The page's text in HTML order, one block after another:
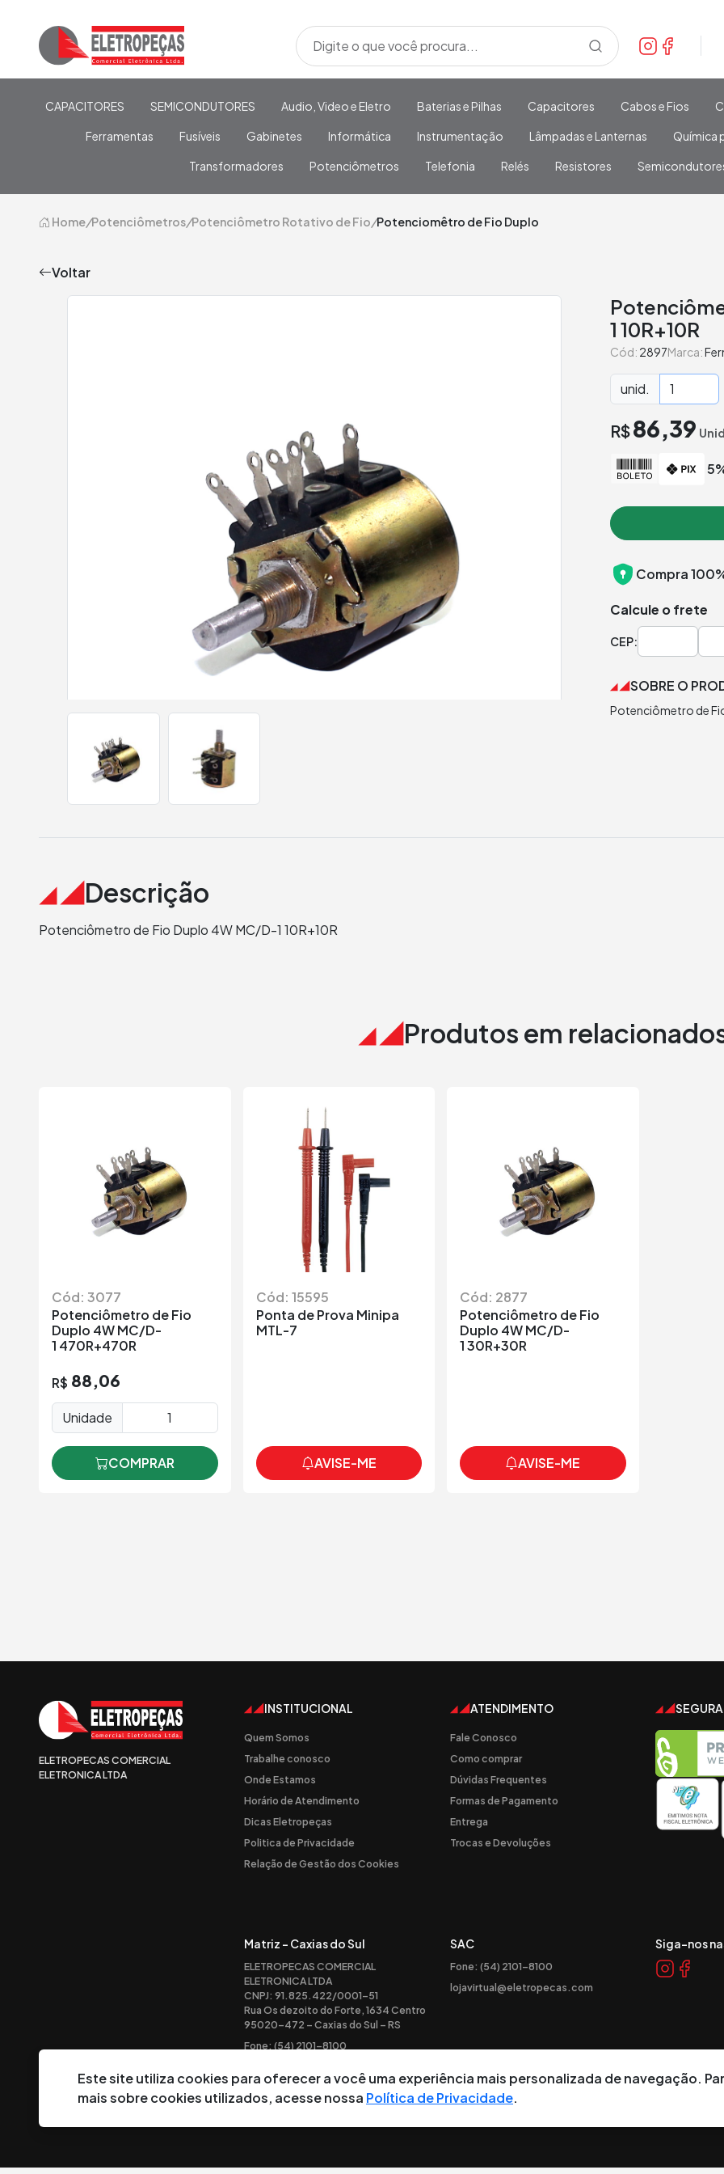
CAPACITORES SEMICONDUTORES Audio, Video e Eletro Baterias e Pilhas Capacitores Cabos e Fios
Ferramentas Fusíveis Gabinetes Informática Instrumentação Lâmpadas e Lanternas Química
Transformadores Potenciômetros Telefonia Relés Resistores
Home/Potenciômetros/Potenciômetro Rotativo de Fio/Potenciomêtro de Fio Duplo
Voltar
1 10R+10R
Cód: 2897Marca:
unid.
R$86,39
Compra
Calcule o frete
CEP:
SOBRE O
Potenciômetro de
Descrição
Potenciômetro de Fio Duplo 4W MC/D-1 10R+10R
Produtos em
Cód: 3077
Potenciômetro de Fio
Duplo 4W MC/D-
1 470R+470R
R$ 88,06
Unidade
COMPRAR
Cód: 15595
Ponta de Prova Minipa
MTL-7
AVISE-ME
Cód: 2877
Potenciômetro de Fio
Duplo 4W MC/D-
1 30R+30R
AVISE-ME
ELETROPECAS COMERCIAL
ELETRONICA LTDA
INSTITUCIONAL
Quem Somos
Trabalhe conosco
Onde Estamos
Horário de Atendimento
Dicas Eletropeças
Politica de Privacidade
Relação de Gestão dos Cookies
ATENDIMENTO
Fale Conosco
Como comprar
Dúvidas Frequentes
Formas de Pagamento
Entrega
Trocas e Devoluções
Matriz - Caxias do Sul
ELETROPECAS COMERCIAL
ELETRONICA LTDA
CNPJ: 91.825.422/0001-51
Rua Os dezoito do Forte, 1634 Centro
95020-472 – Caxias do Sul – RS
Fone: (54) 2101-8100
SAC
Fone: (54) 2101-8100
lojavirtual@eletropecas.com
Siga-nos
Este site utiliza cookies para oferecer a você uma experiência mais personalizada de navegação.
mais sobre cookies utilizados, acesse nossa Política de Privacidade.